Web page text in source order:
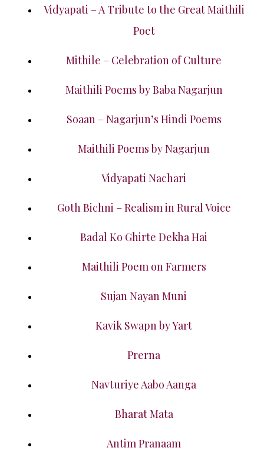
Vidyapati – A Tribute to the Great Maithili
Poet
Mithile – Celebration of Culture
Maithili Poems by Baba Nagarjun
Soaan – Nagarjun’s Hindi Poems
Maithili Poems by Nagarjun
Vidyapati Nachari
Goth Bichni – Realism in Rural Voice
Badal Ko Ghirte Dekha Hai
Maithili Poem on Farmers
Sujan Nayan Muni
Kavik Swapn by Yart
Prerna
Navturiye Aabo Aanga
Bharat Mata
Antim Pranaam